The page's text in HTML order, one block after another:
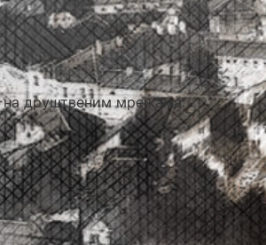
на друштвеним мрежама: